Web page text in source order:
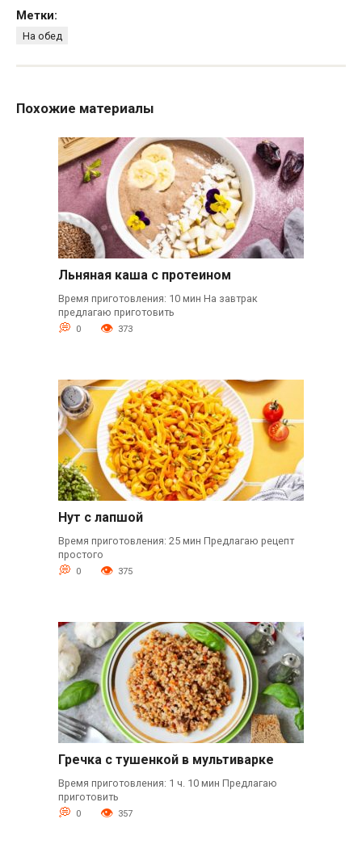
Метки:
На обед
Похожие материалы
Льняная каша с протеином
Время приготовления: 10 мин На завтрак
предлагаю приготовить
0 373
Нут с лапшой
Время приготовления: 25 мин Предлагаю рецепт
простого
0 375
Гречка с тушенкой в мультиварке
Время приготовления: 1 ч. 10 мин Предлагаю
приготовить
0 357